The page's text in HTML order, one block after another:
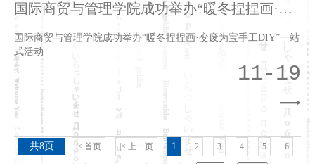
国际商贸与管理学院成功举办“暖冬捏捏画·变
废为宝手工DIY”一站式活动
国际商贸与管理学院成功举办“暖冬捏捏画·变废为宝手工DIY”一站
式活动
11-19
共8页 |< 首页 |< 上一页 1 2 3 4 5 6